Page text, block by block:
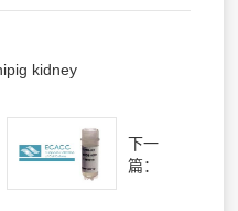
kidney
下一
篇：